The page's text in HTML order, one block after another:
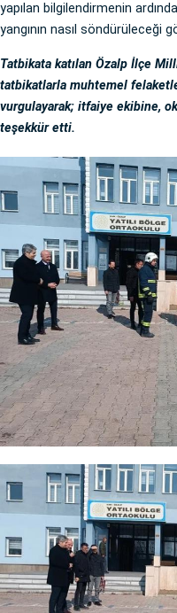
yapılan bilgilendirmenin
yangının nasıl söndürüleceği
Tatbikata katılan Özalp İlçe
tatbikatlarla muhtemel
vurgulayarak; itfaiye ekibine,
teşekkür etti.